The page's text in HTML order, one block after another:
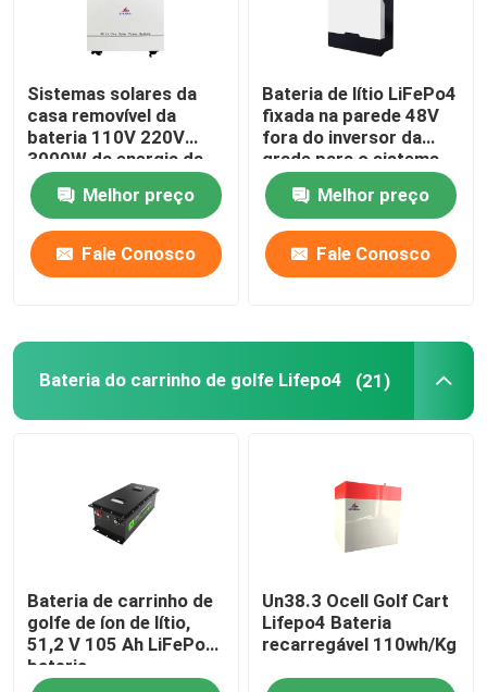
notícias
Todos os casos
Bateria do íon LiFePO4 do lítio
bloco da bateria de 12v LiFePO4
Bateria do rv LiFePo4
Pilha do fosfato do lítio
bateria pequena do lipo
Sistemas solares da
casa removível da
bateria 110V 220V
3000W da energia da
casa
Melhor preço
Fale Conosco
Bateria de lítio LiFePo4
fixada na parede 48V
fora do inversor da
grade para o sistema
das energias solares
da casaMelhor preço
Fale Conosco
Bateria do carrinho de golfe Lifepo4 (21)
Bateria de carrinho de
golfe de íon de lítio,
51,2 V 105 Ah LiFePo4
bateria
Un38.3 Ocell Golf Cart
Lifepo4 Bateria
recarregável 110wh/Kg